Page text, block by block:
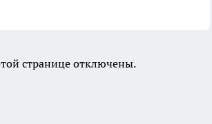
странице отключены.